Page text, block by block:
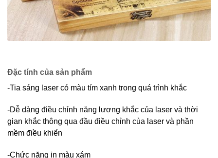
Đặc tính của sản phẩm
-Tia sáng laser có màu tím xanh trong quá trình khắc
-Dễ dàng điều chỉnh năng lượng khắc của laser và thời
gian khắc thông qua đầu điều chỉnh của laser và phần
mềm điều khiển
-Chức năng in màu xám